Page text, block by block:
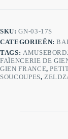
SKU:GN-03-17S
CATEGORIEËN:
TAGS:
FAÏENCERIE DE
GIEN FRANCE,
SOUCOUPES,